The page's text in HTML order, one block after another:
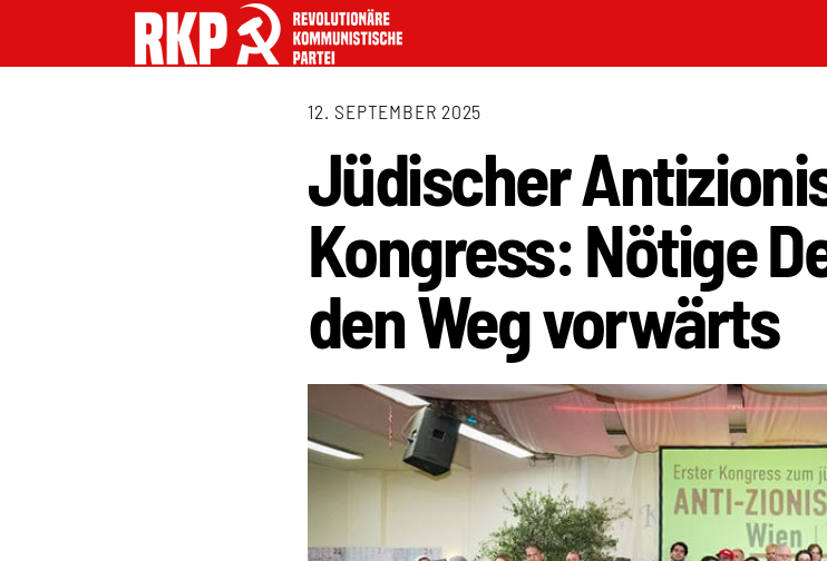
12. SEPTEMBER 2025
Jüdischer
Kongress: Nötige
den Weg vorwärts